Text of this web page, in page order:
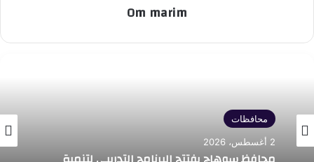
Om marim
محافظات
2 أغسطس، 2026